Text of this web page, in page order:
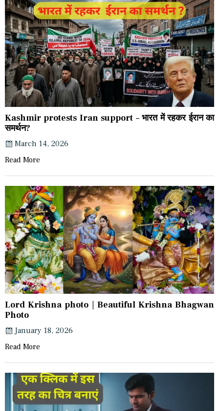
Kashmir protests Iran support – भारत में रहकर ईरान का
समर्थन?
March 14, 2026
Read More
Lord Krishna photo | Beautiful Krishna Bhagwan
Photo
January 18, 2026
Read More